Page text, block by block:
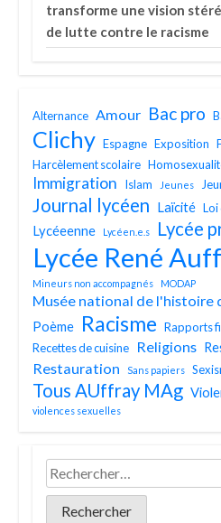
transforme une vision
de lutte contre le racisme
Alternance Amour Bac pro
Clichy Espagne Exposition
Harcèlement scolaire
Immigration
Islam Jeunes
Journal lycéen Laïcité Loi
Lycéeenne Lycéen.e.s Lycée
Lycée René
Mineurs non accompagnés MODAP
Musée national de l'histoire
Poème Racisme Rapports
Recettes de cuisine
Religions
Restauration Sans papiers
Tous AUffray MAg
violences sexuelles